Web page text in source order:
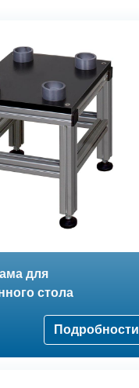
для
стола
Подробности